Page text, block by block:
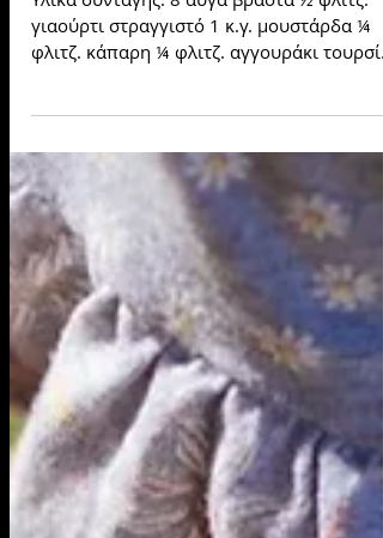
Συνταγές: Αυγά γεμιστά
γιαούρτι στραγγιστό 1 κ.γ. μουστάρδα ¼
φλιτζ. κάπαρη ¼ φλιτζ. αγγουράκι τουρσί
ελαιόλαδο αλάτι...